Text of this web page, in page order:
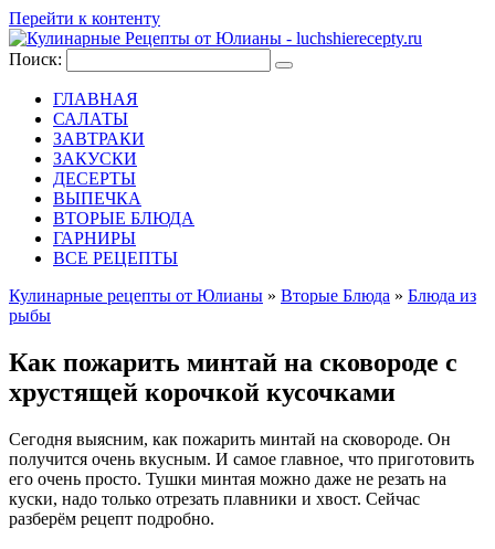
Перейти к контенту
Поиск:
ГЛАВНАЯ
САЛАТЫ
ЗАВТРАКИ
ЗАКУСКИ
ДЕСЕРТЫ
ВЫПЕЧКА
ВТОРЫЕ БЛЮДА
ГАРНИРЫ
ВСЕ РЕЦЕПТЫ
Кулинарные рецепты от Юлианы » Вторые Блюда » Блюда из
рыбы
Как пожарить минтай на сковороде с
хрустящей корочкой кусочками
Сегодня выясним, как пожарить минтай на сковороде. Он
получится очень вкусным. И самое главное, что приготовить
его очень просто. Тушки минтая можно даже не резать на
куски, надо только отрезать плавники и хвост. Сейчас
разберём рецепт подробно.